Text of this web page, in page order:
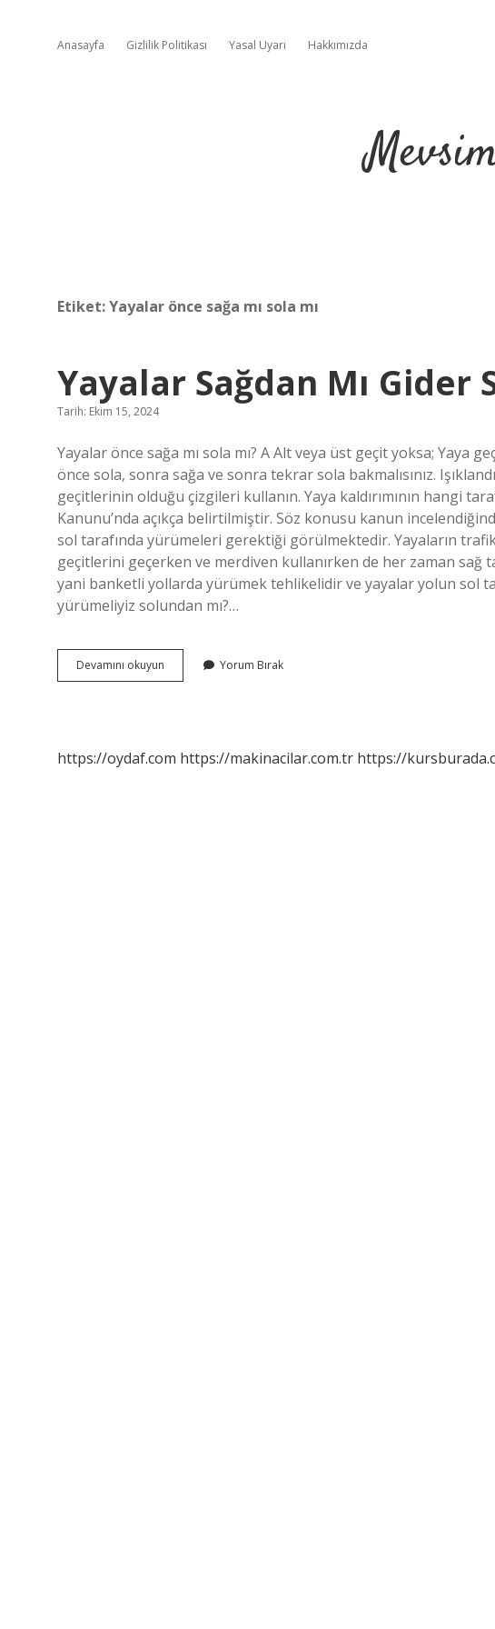
Anasayfa Gizlilik Politikası Yasal Uyarı Hakkımızda
Etiket:Yayalar önce sağa mı sola mı
Yayalar Sağdan Mı Gider
Tarih: Ekim 15, 2024
Yayalar önce sağa mı sola mı? A Alt veya üst geçit yoksa; Yaya
önce sola, sonra sağa ve sonra tekrar sola bakmalısınız.
geçitlerinin olduğu çizgileri kullanın. Yaya kaldırımının hangi
Kanunu’nda açıkça belirtilmiştir. Söz konusu kanun
sol tarafında yürümeleri gerektiği görülmektedir. Yayaların trafik
geçitlerini geçerken ve merdiven kullanırken de her zaman sağ
yani banketli yollarda yürümek tehlikelidir ve yayalar yolun sol
yürümeliyiz solundan mı?…
Devamını okuyun
Sağdan
Yorum Bırak
https://oydaf.com https://makinacilar.com.tr https://